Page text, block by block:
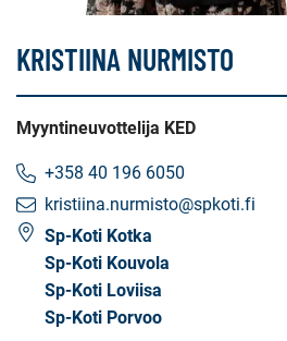
KRISTIINA NURMISTO
Myyntineuvottelija KED
+358 40 196 6050
kristiina.nurmisto@spkoti.fi
Sp-Koti Kotka
Sp-Koti Kouvola
Sp-Koti Loviisa
Sp-Koti Porvoo